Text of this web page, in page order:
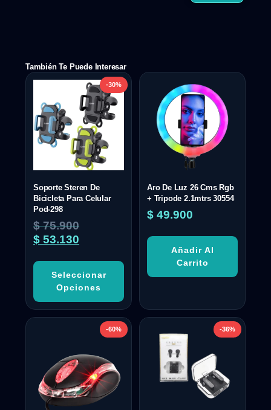
También Te Puede Interesar
-30%
Soporte Steren De
Bicicleta Para Celular
Pod-298
$75.900
$ 53.130
Seleccionar
Opciones
Aro De Luz 26 Cms Rgb
+ Tripode 2.1mtrs 30554
$ 49.900
Añadir Al
Carrito
-60% -36%